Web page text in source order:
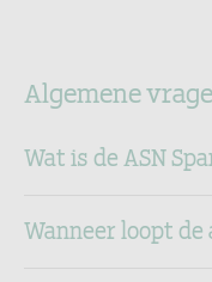
Algemene
Wat is de ASN
Wanneer loopt de